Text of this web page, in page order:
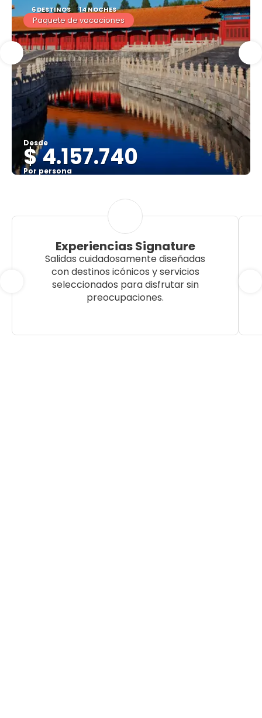
6 DESTINOS 14 NOCHES
Paquete de vacaciones
Desde
$ 4.157.740
Por persona
Experiencias Signature
Salidas cuidadosamente diseñadas
con destinos icónicos y servicios
seleccionados para disfrutar sin
preocupaciones.